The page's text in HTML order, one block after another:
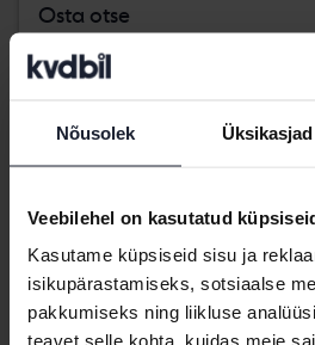
Nõusolek Üksikasjad
Veebilehel on kasutatud
Kasutame küpsiseid sisu ja
isikupärastamiseks, sotsiaalse
pakkumiseks ning liikluse
teavet selle kohta, kuidas meie
Osta otse
Koos rahastamisega